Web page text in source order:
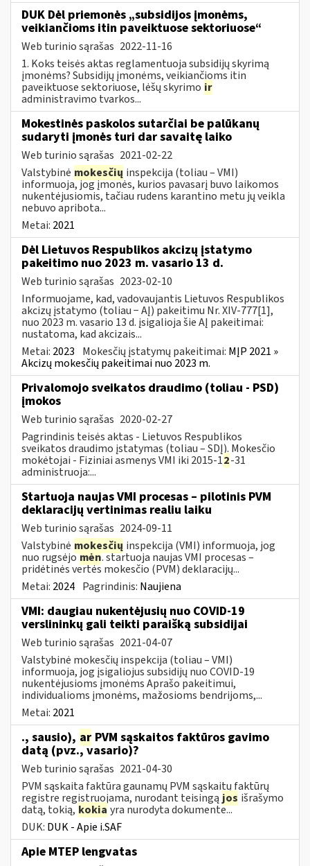
DUK Dėl priemonės „subsidijos įmonėms,
veikiančioms itin paveiktuose sektoriuose“
Web turinio sąrašas 2022-11-16
1. Koks teisės aktas reglamentuoja subsidijų skyrimą
įmonėms? Subsidijų įmonėms, veikiančioms itin
paveiktuose sektoriuose, lėšų skyrimo ir
administravimo tvarkos...
Mokestinės paskolos sutarčiai be palūkanų
sudaryti įmonės turi dar savaitę laiko
Web turinio sąrašas 2021-02-22
Valstybinė mokesčių inspekcija (toliau – VMI)
informuoja, jog įmonės, kurios pavasarį buvo laikomos
nukentėjusiomis, tačiau rudens karantino metu jų veikla
nebuvo apribota...
Metai: 2021
Dėl Lietuvos Respublikos akcizų įstatymo
pakeitimo nuo 2023 m. vasario 13 d.
Web turinio sąrašas 2023-02-10
Informuojame, kad, vadovaujantis Lietuvos Respublikos
akcizų įstatymo (toliau − AĮ) pakeitimu Nr. XIV-777[1],
nuo 2023 m. vasario 13 d. įsigalioja šie AĮ pakeitimai:
nustatoma, kad akcizais...
Metai: 2023 Mokesčių įstatymų pakeitimai: MĮP 2021 »
Akcizų mokesčių pakeitimai nuo 2023 m.
Privalomojo sveikatos draudimo (toliau - PSD)
įmokos
Web turinio sąrašas 2020-02-27
Pagrindinis teisės aktas - Lietuvos Respublikos
sveikatos draudimo įstatymas (toliau – SDĮ). Mokesčio
mokėtojai - Fiziniai asmenys VMI iki 2015-12-31
administruoja:...
Startuoja naujas VMI procesas – pilotinis PVM
deklaracijų vertinimas realiu laiku
Web turinio sąrašas 2024-09-11
Valstybinė mokesčių inspekcija (VMI) informuoja, jog
nuo rugsėjomėn. startuoja naujas VMI procesas –
pridėtinės vertės mokesčio (PVM) deklaracijų...
Metai: 2024 Pagrindinis: Naujiena
VMI: daugiau nukentėjusių nuo COVID-19
verslininkų gali teikti paraišką subsidijai
Web turinio sąrašas 2021-04-07
Valstybinė mokesčių inspekcija (toliau – VMI)
informuoja, jog įsigaliojus subsidijų nuo COVID-19
nukentėjusioms įmonėms Aprašo pakeitimui,
individualioms įmonėms, mažosioms bendrijoms,...
Metai: 2021
., sausio), ar PVM sąskaitos faktūros gavimo
datą (pvz., vasario)?
Web turinio sąrašas 2021-04-30
PVM sąskaita faktūra gaunamų PVM sąskaitų faktūrų
registre registruojama, nurodant teisingą jos išrašymo
datą, tokią, kokia yra nurodyta dokumente...
DUK: DUK - Apie i.SAF
Apie MTEP lengvatas